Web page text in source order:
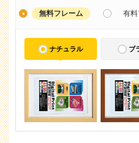
無料フレーム 有
ナチュラル ブ